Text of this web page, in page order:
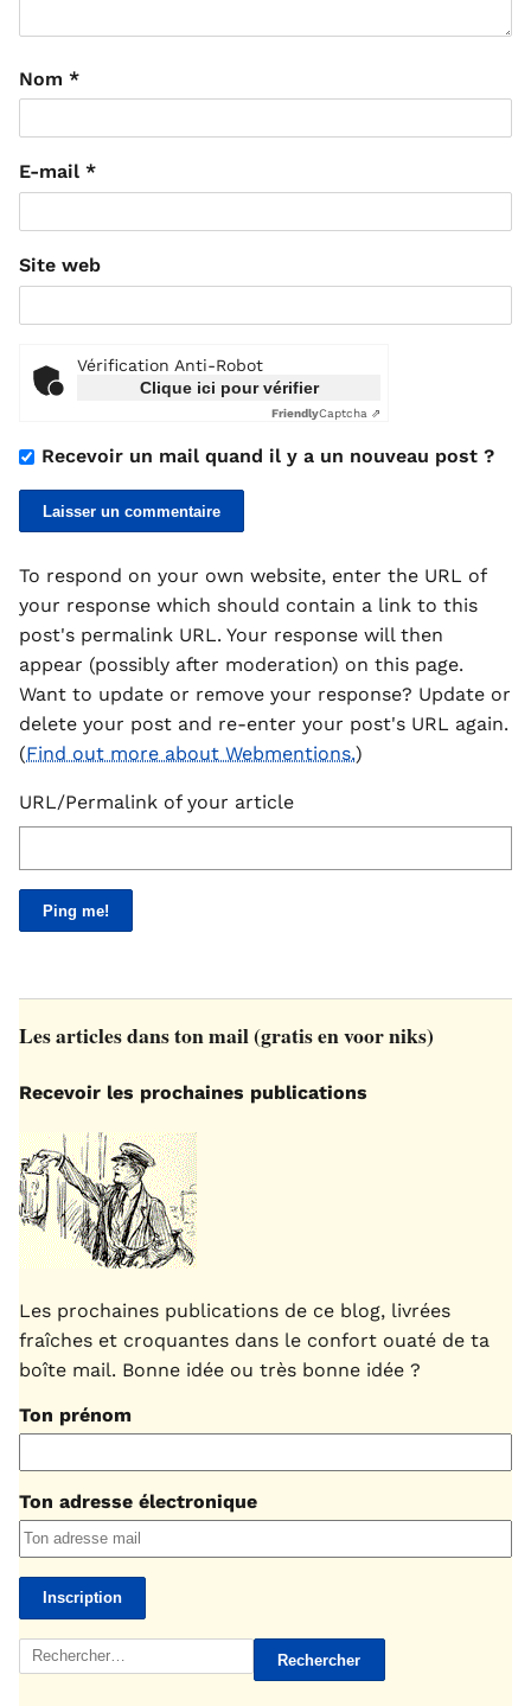
Nom *
E-mail *
Site web
Vérification Anti-Robot
Clique ici pour vérifier
FriendlyCaptcha ⇗
Recevoir un mail quand il y a un nouveau post ?
To respond on your own website, enter the URL of
your response which should contain a link to this
post's permalink URL. Your response will then
appear (possibly after moderation) on this page.
Want to update or remove your response? Update or
delete your post and re-enter your post's URL again.
(Find out more about Webmentions.)
URL/Permalink of your article
Les articles dans ton mail (gratis en voor niks)
Recevoir les prochaines publications
Les prochaines publications de ce blog, livrées
fraîches et croquantes dans le confort ouaté de ta
boîte mail. Bonne idée ou très bonne idée ?
Ton prénom
Ton adresse électronique
Rechercher :